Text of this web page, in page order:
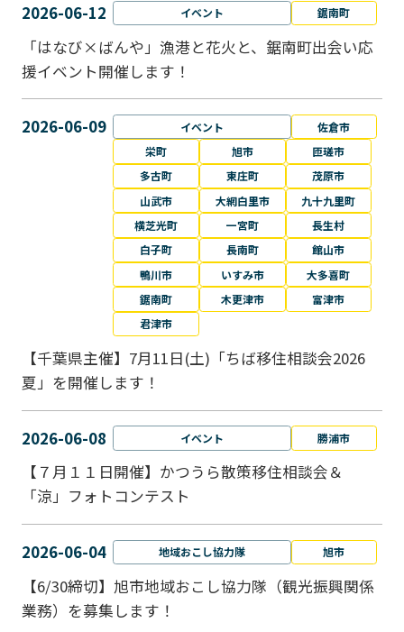
2026-06-12 イベント 鋸南町
「はなび×ばんや」漁港と花火と、鋸南町出会い応
援イベント開催します！
2026-06-09 イベント
佐倉市
栄町
旭市
匝瑳市
多古町
東庄町
茂原市
山武市
大網白里市
九十九里町
横芝光町
一宮町
長生村
白子町
長南町
館山市
鴨川市
いすみ市
大多喜町
鋸南町
木更津市
富津市
君津市
【千葉県主催】7月11日(土)「ちば移住相談会2026
夏」を開催します！
2026-06-08 イベント 勝浦市
【７月１１日開催】かつうら散策移住相談会＆
「涼」フォトコンテスト
2026-06-04 地域おこし協力隊 旭市
【6/30締切】旭市地域おこし協力隊（観光振興関係
業務）を募集します！